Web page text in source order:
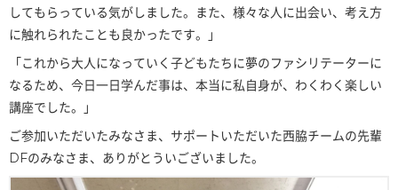
してもらっている気がしました。また、様々な人に出会い、考え方
に触れられたことも良かったです。」
「これから大人になっていく子どもたちに夢のファシリテーターに
なるため、今日一日学んだ事は、本当に私自身が、わくわく楽しい
講座でした。」
ご参加いただいたみなさま、サポートいただいた西脇チームの先輩
DFのみなさま、ありがとういございました。